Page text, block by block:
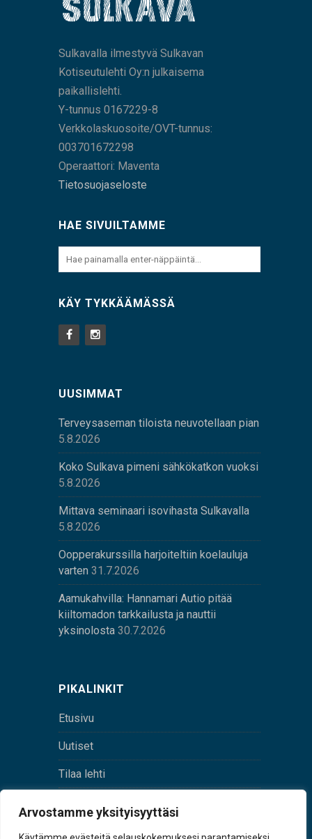
Arvostamme yksityisyyttäsi
Sulkavalla ilmestyvä Sulkavan
Kotiseutulehti Oy:n julkaisema
paikallislehti.
Y-tunnus 0167229-8
Verkkolaskuosoite/OVT-tunnus:
003701672298
Operaattori: Maventa
Tietosuojaseloste
HAE SIVUILTAMME
KÄY TYKKÄÄMÄSSÄ
UUSIMMAT
Terveysaseman tiloista neuvotellaan pian
5.8.2026
Koko Sulkava pimeni sähkökatkon vuoksi
5.8.2026
Mittava seminaari isovihasta Sulkavalla
5.8.2026
Oopperakurssilla harjoiteltiin koelauluja
varten 31.7.2026
Aamukahvilla: Hannamari Autio pitää
kiiltomadon tarkkailusta ja nauttii
yksinolosta 30.7.2026
PIKALINKIT
Etusivu
Uutiset
Tilaa lehti